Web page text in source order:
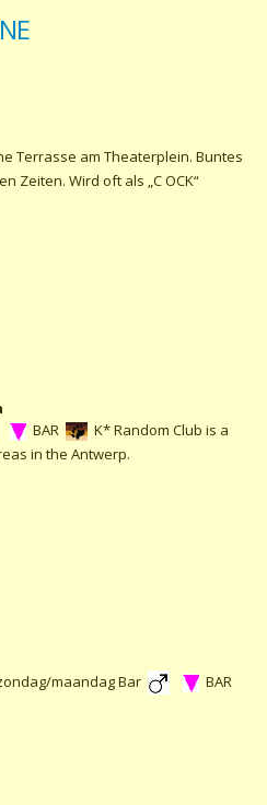
Terrasse am Theaterplein. Buntes
Zeiten. Wird oft als „C OCK“
BAR
K* Random Club is a
in the Antwerp.
maandag Bar
BAR